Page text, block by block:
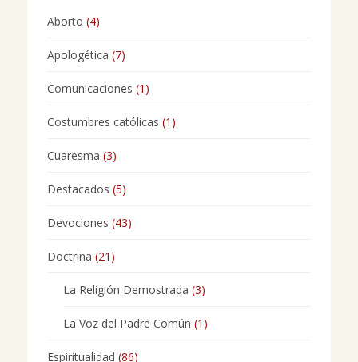
Aborto (4)
Apologética (7)
Comunicaciones (1)
Costumbres católicas (1)
Cuaresma (3)
Destacados (5)
Devociones (43)
Doctrina (21)
La Religión Demostrada (3)
La Voz del Padre Común (1)
Espiritualidad (86)